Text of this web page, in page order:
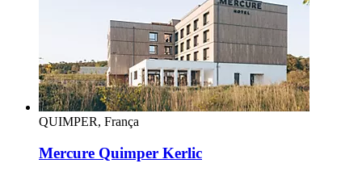
QUIMPER, França
Mercure Quimper Kerlic